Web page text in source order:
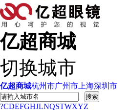
亿超商城
切换城市
亿超商城杭州市广州市 上海深圳市
搜索
?CDEFGHJLNQSTWXYZ